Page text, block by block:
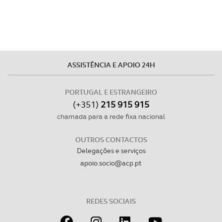
ASSISTÊNCIA E APOIO 24H
PORTUGAL E ESTRANGEIRO
(+351) 215 915 915
chamada para a rede fixa nacional
OUTROS CONTACTOS
Delegações e serviços
apoio.socio@acp.pt
REDES SOCIAIS